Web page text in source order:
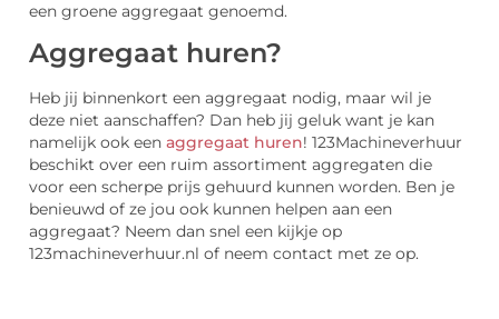
een groene aggregaat genoemd.
Aggregaat huren?
Heb jij binnenkort een aggregaat nodig, maar wil je
deze niet aanschaffen? Dan heb jij geluk want je kan
namelijk ook een aggregaat huren! 123Machineverhuur
beschikt over een ruim assortiment aggregaten die
voor een scherpe prijs gehuurd kunnen worden. Ben je
benieuwd of ze jou ook kunnen helpen aan een
aggregaat? Neem dan snel een kijkje op
123machineverhuur.nl of neem contact met ze op.